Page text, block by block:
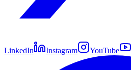
LinkedIn Instagram YouTube